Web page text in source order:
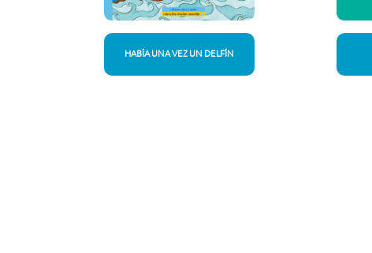
HABÍA UNA VEZ UN DELFÍN